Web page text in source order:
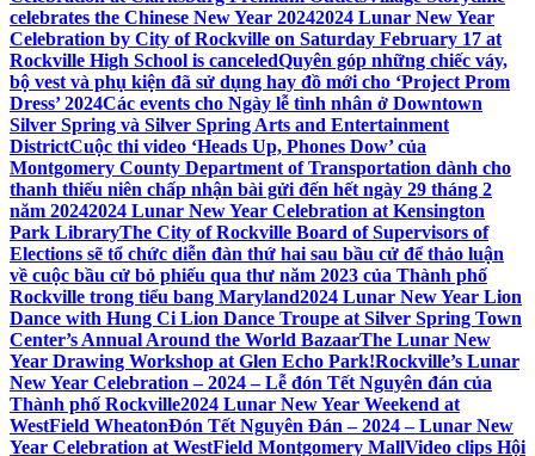
celebrates the Chinese New Year 20242024 Lunar New Year
Celebration by City of Rockville on Saturday February 17 at
Rockville High School is canceledQuyên góp những chiếc váy,
bộ vest và phụ kiện đã sử dụng hay đồ mới cho ‘Project Prom
Dress’ 2024Các events cho Ngày lễ tình nhân ở Downtown
Silver Spring và Silver Spring Arts and Entertainment
DistrictCuộc thi video ‘Heads Up, Phones Dow’ của
Montgomery County Department of Transportation dành cho
thanh thiếu niên chấp nhận bài gửi đến hết ngày 29 tháng 2
năm 20242024 Lunar New Year Celebration at Kensington
Park LibraryThe City of Rockville Board of Supervisors of
Elections sẽ tổ chức diễn đàn thứ hai sau bầu cử để thảo luận
về cuộc bầu cử bỏ phiếu qua thư năm 2023 của Thành phố
Rockville trong tiểu bang Maryland2024 Lunar New Year Lion
Dance with Hung Ci Lion Dance Troupe at Silver Spring Town
Center’s Annual Around the World BazaarThe Lunar New
Year Drawing Workshop at Glen Echo Park!Rockville’s Lunar
New Year Celebration – 2024 – Lễ đón Tết Nguyên đán của
Thành phố Rockville2024 Lunar New Year Weekend at
WestField WheatonĐón Tết Nguyên Đán – 2024 – Lunar New
Year Celebration at WestField Montgomery MallVideo clips Hội